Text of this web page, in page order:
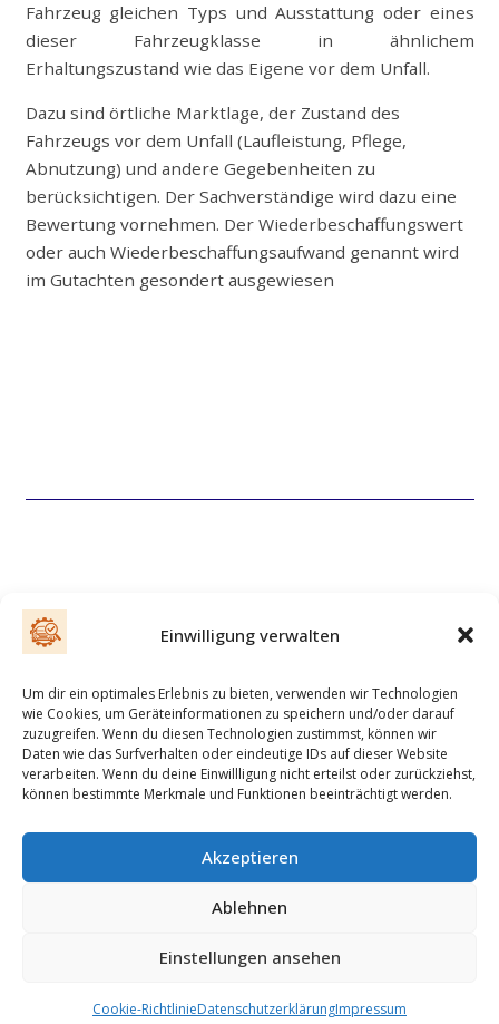
Einwilligung verwalten
Um dir ein optimales Erlebnis zu bieten, verwenden wir Technologien
wie Cookies, um Geräteinformationen zu speichern und/oder darauf
zuzugreifen. Wenn du diesen Technologien zustimmst, können wir
Daten wie das Surfverhalten oder eindeutige IDs auf dieser Website
verarbeiten. Wenn du deine Einwillligung nicht erteilst oder zurückziehst,
können bestimmte Merkmale und Funktionen beeinträchtigt werden.
Akzeptieren
Ablehnen
Einstellungen ansehen
Cookie-RichtlinieDatenschutzerklärungImpressum
Fahrzeug gleichen Typs und Ausstattung oder eines
dieser Fahrzeugklasse in ähnlichem
Erhaltungszustand wie das Eigene vor dem Unfall.
Dazu sind örtliche Marktlage, der Zustand des
Fahrzeugs vor dem Unfall (Laufleistung, Pflege,
Abnutzung) und andere Gegebenheiten zu
berücksichtigen. Der Sachverständige wird dazu eine
Bewertung vornehmen. Der Wiederbeschaffungswert
oder auch Wiederbeschaffungsaufwand genannt wird
im Gutachten gesondert ausgewiesen
E-Mail
Datenschutzerklärung